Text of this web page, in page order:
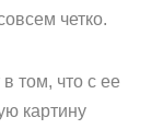
четко.
том, что с ее
картину